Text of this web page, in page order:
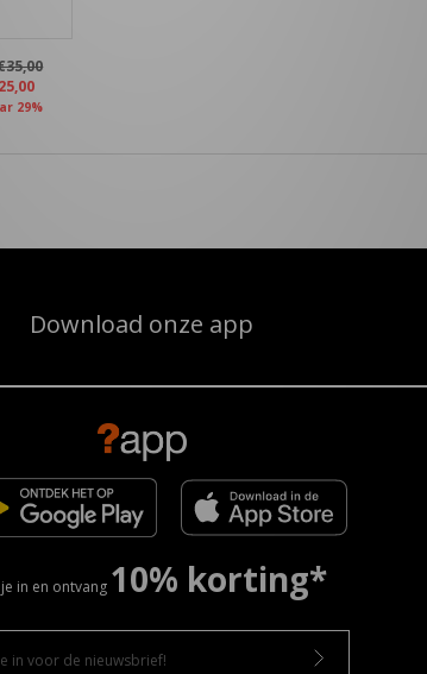
29%
Download onze app
in en ontvang 10% korting*